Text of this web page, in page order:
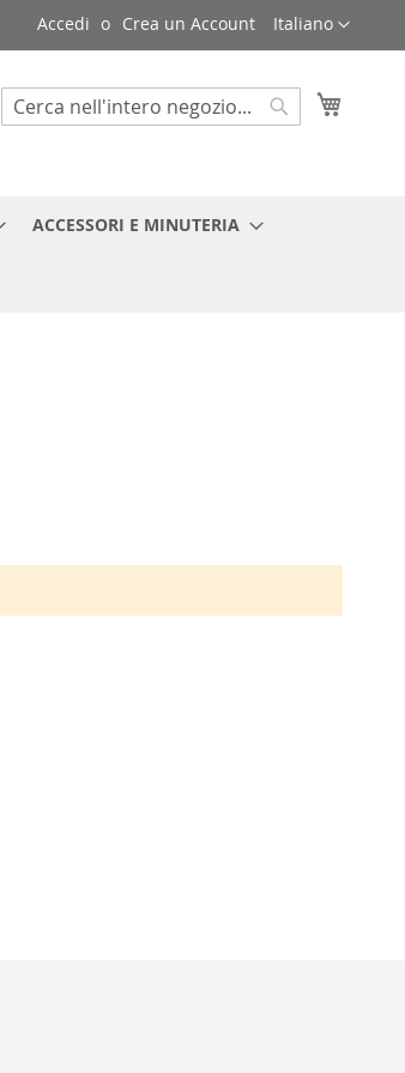
Lingua
Italiano
Accedi Crea un Account
Search
ACCESSORI E MINUTERIA